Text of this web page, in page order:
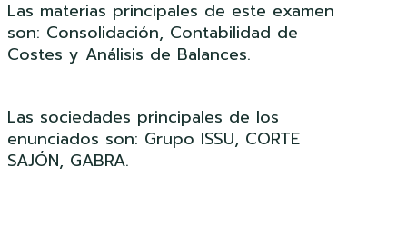
Las materias principales de este examen
son: Consolidación, Contabilidad de
Costes y Análisis de Balances.
Las sociedades principales de los
enunciados son: Grupo ISSU, CORTE
SAJÓN, GABRA.